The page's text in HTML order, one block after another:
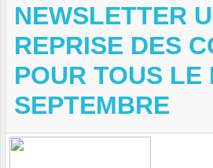
NEWSLETTER
REPRISE DES
POUR TOUS LE
SEPTEMBRE